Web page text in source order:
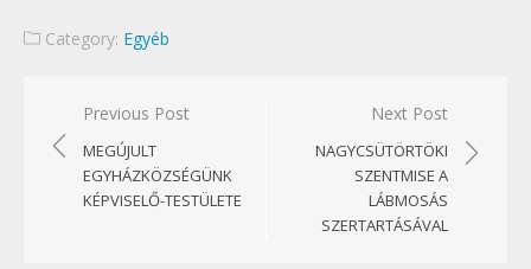
Category: Egyéb
Bejegyzés
navigáció
Previous Post
MEGÚJULT
EGYHÁZKÖZSÉGÜNK
KÉPVISELŐ-TESTÜLETE
Next Post
NAGYCSÜTÖRTÖKI
SZENTMISE A
LÁBMOSÁS
SZERTARTÁSÁVAL